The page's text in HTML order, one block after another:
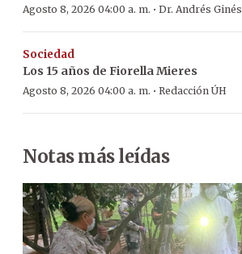
Agosto 8, 2026 04:00 a. m. · Dr. Andrés Ginés
Sociedad
Los 15 años de Fiorella Mieres
Agosto 8, 2026 04:00 a. m. · Redacción ÚH
Notas más leídas